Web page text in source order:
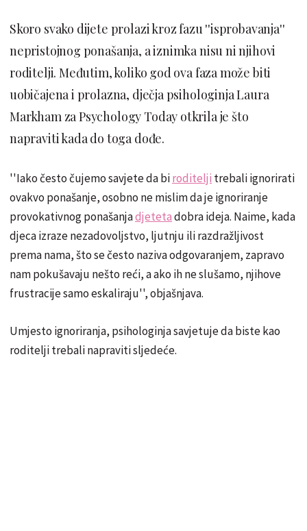
Skoro svako dijete prolazi kroz fazu ''isprobavanja''
nepristojnog ponašanja, a iznimka nisu ni njihovi
roditelji. Međutim, koliko god ova faza može biti
uobičajena i prolazna, dječja psihologinja Laura
Markham za Psychology Today otkrila je što
napraviti kada do toga dođe.
''Iako često čujemo savjete da biroditelji trebali ignorirati
ovakvo ponašanje, osobno ne mislim da je ignoriranje
provokativnog ponašanjadjetetadobra ideja. Naime, kada
djeca izraze nezadovoljstvo, ljutnju ili razdražljivost
prema nama, što se često naziva odgovaranjem, zapravo
nam pokušavaju nešto reći, a ako ih ne slušamo, njihove
frustracije samo eskaliraju'', objašnjava.
Umjesto ignoriranja, psihologinja savjetuje da biste kao
roditelji trebali napraviti sljedeće.